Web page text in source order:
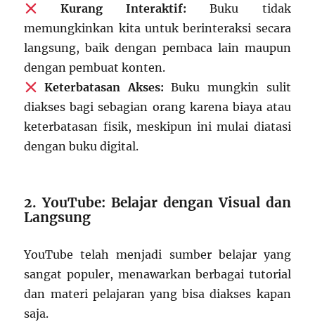
Kurang Interaktif: Buku tidak
memungkinkan kita untuk berinteraksi secara
langsung, baik dengan pembaca lain maupun
dengan pembuat konten.
Keterbatasan Akses: Buku mungkin sulit
diakses bagi sebagian orang karena biaya atau
keterbatasan fisik, meskipun ini mulai diatasi
dengan buku digital.
2. YouTube: Belajar dengan Visual dan
Langsung
YouTube telah menjadi sumber belajar yang
sangat populer, menawarkan berbagai tutorial
dan materi pelajaran yang bisa diakses kapan
saja.